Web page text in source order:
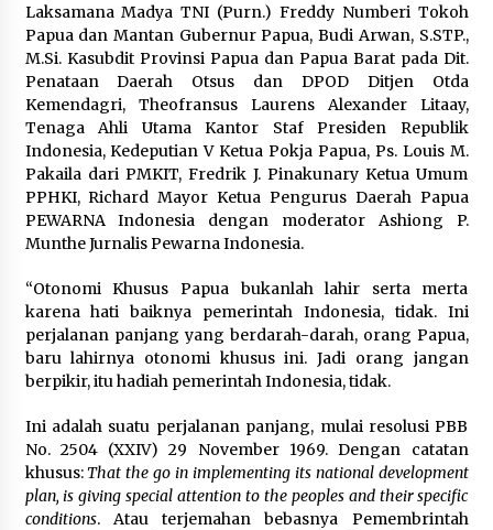
Laksamana Madya TNI (Purn.) Freddy Numberi Tokoh
Papua dan Mantan Gubernur Papua, Budi Arwan, S.STP.,
M.Si. Kasubdit Provinsi Papua dan Papua Barat pada Dit.
Penataan Daerah Otsus dan DPOD Ditjen Otda
Kemendagri, Theofransus Laurens Alexander Litaay,
Tenaga Ahli Utama Kantor Staf Presiden Republik
Indonesia, Kedeputian V Ketua Pokja Papua, Ps. Louis M.
Pakaila dari PMKIT, Fredrik J. Pinakunary Ketua Umum
PPHKI, Richard Mayor Ketua Pengurus Daerah Papua
PEWARNA Indonesia dengan moderator Ashiong P.
Munthe Jurnalis Pewarna Indonesia.
“Otonomi Khusus Papua bukanlah lahir serta merta
karena hati baiknya pemerintah Indonesia, tidak. Ini
perjalanan panjang yang berdarah-darah, orang Papua,
baru lahirnya otonomi khusus ini. Jadi orang jangan
berpikir, itu hadiah pemerintah Indonesia, tidak.
Ini adalah suatu perjalanan panjang, mulai resolusi PBB
No. 2504 (XXIV) 29 November 1969. Dengan catatan
khusus: That the go in implementing its national development
plan, is giving special attention to the peoples and their specific
conditions. Atau terjemahan bebasnya Pemembrintah